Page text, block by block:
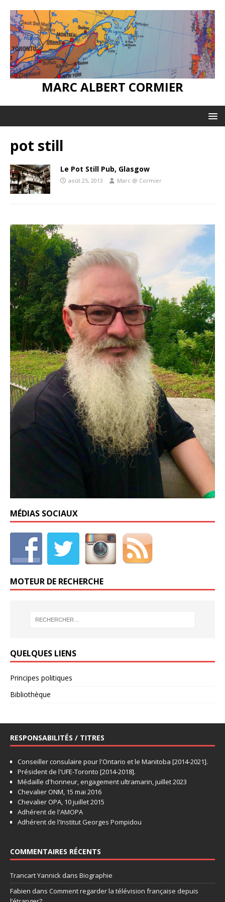
MARC ALBERT CORMIER
pot still
Le Pot Still Pub, Glasgow
août 25, 2013 Marc @ Cormier
MÉDIAS SOCIAUX
MOTEUR DE RECHERCHE
QUELQUES LIENS
Principes politiques
Bibliothèque
RESPONSABILITÉS / TITRES
Conseiller consulaire pour l'Ontario et le Manitoba [2014-2021].
Président de l'UFE-Toronto [2014-2018].
Médaille d'honneur, engagement ultramarin, juillet 2023
Chevalier ONM, 15 mai 2016
Chevalier OPA, 10 juillet 2015
Adhérent de l'AMOPA
Adhérent de l'Institut Georges Pompidou
COMMENTAIRES RÉCENTS
Trancart Yannick dans Biographie
Fabien dans Comment regarder la télévision française depuis